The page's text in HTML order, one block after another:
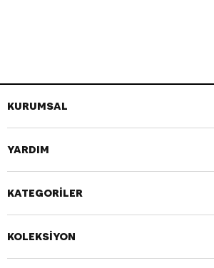
KURUMSAL
YARDIM
KATEGORİLER
KOLEKSİYON